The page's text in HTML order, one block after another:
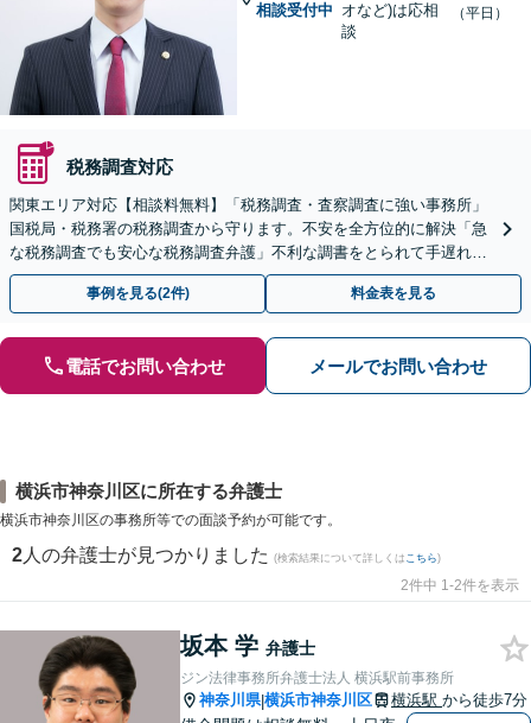
相談受付中 オなど)は応相
談
（平日）
税務調査対応
関東エリア対応【相談料無料】「税務調査・査察調査に強い事務所」
国税局・税務署の税務調査から守ります。不安を全方位的に解決「急
な税務調査でも安心な税務調査弁護」不利な調書をとられて手遅れに
なる前にご相談を
事例を見る(2件) 料金表を見る
電話でお問い合わせ メールでお問い合わせ
横浜市神奈川区に所在する弁護士
横浜市神奈川区の事務所等での面談予約が可能です。
2 人の弁護士が見つかりました (検索結果について詳しくは こちら)
2件中 1-2件を表示
坂本 学 弁護士
ジン法律事務所弁護士法人 横浜駅前事務所
神奈川県|横浜市神奈川区 横浜駅 から徒歩7分